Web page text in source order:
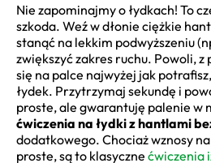
Nie zapominajmy o łydkach! To
szkoda. Weź w dłonie ciężkie
stanąć na lekkim podwyższeniu
zwiększyć zakres ruchu. Powoli,
się na palce najwyżej jak
łydek. Przytrzymaj sekundę i
proste, ale gwarantuję palenie w
ćwiczenia na łydki z hantlami
dodatkowego. Chociaż wznosy
proste, są to klasyczne ćwiczenia